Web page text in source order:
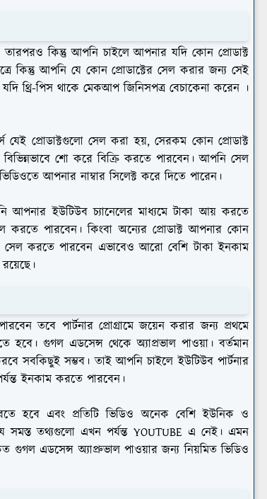
কিন্তু আপনি চাইলে আপনার যদি কোন প্রোডাক্ট
কিন্তু আপনি যে কোন প্রোডাক্টের সেল করার জন্য সেই
থ্রি-পিস থাকে মেকআপ জিনিসপত্র বেচাকেনা করেন ।
প্রোডাক্টগুলো সেল করা হয়, সেরকম কোন প্রোডাক্ট
শো করে বিক্রি করতে পারবেন। আপনি সেল
আপনার নাম্বার সিলেক্ট করে দিতে পারেন।
ইউটিউব চ্যানেলের মাধ্যমে টাকা আয় করতে
করতে পারবেন। কিংবা অন্যের প্রোডাক্ট আপনার কোন
সেল করতে পারবেন এভাবেও আরো বেশি টাকা ইনকাম
তবে পার্টনার প্রোগ্রামে জয়েন করার জন্য প্রথমে
গুগল এডসেন্স থেকে অ্যাপ্রভাল পাওয়া। বর্তমান
সবকিছুই সম্ভব। তাই আপনি চাইলে ইউটিউব পার্টনার
ইনকাম করতে পারবেন।
হবে এবং প্রতিটি ভিডিও অনেক বেশি ইউনিক ও
তথ্যগুলো এখন পর্যন্ত YOUTUBE এ নেই। এমন
এডসেন্স অ্যাপ্রুভাল পাওয়ার জন্য নিয়মিত ভিডিও